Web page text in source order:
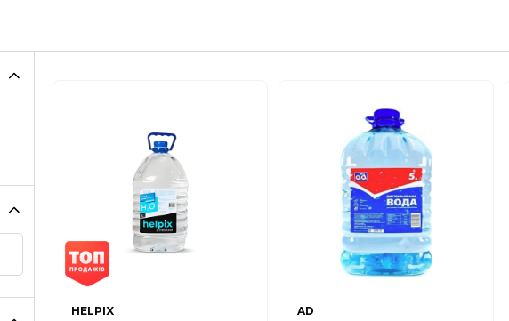
OPEL
RAVON RENAULT SEAT
TOYOTA
HELPIX AD